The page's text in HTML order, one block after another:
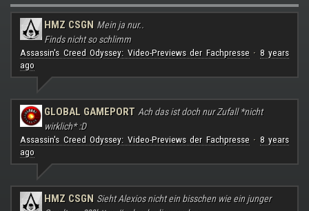
HMZ CSGN Mein ja nur..
Finds nicht so schlimm
Assassin's Creed Odyssey: Video-Previews der Fachpresse· 8 years
ago
GLOBAL GAMEPORT Ach das ist doch nur Zufall *nicht
wirklich* :D
Assassin's Creed Odyssey: Video-Previews der Fachpresse· 8 years
ago
HMZ CSGN Sieht Alexios nicht ein bisschen wie ein junger